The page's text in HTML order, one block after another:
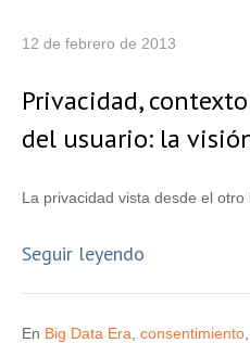
12 de febrero de 2013
Privacidad,
del usuario: la
La privacidad vista desde el otro
Seguir leyendo
En Big Data Era consentimiento